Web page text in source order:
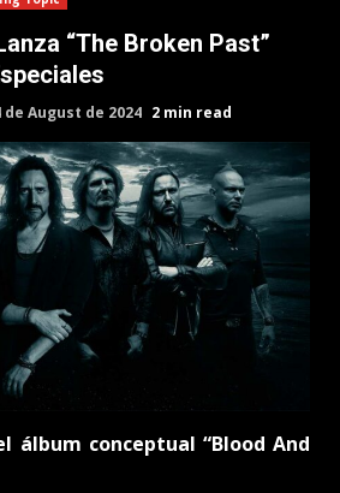
“The Broken Past”
de August de 2024 2 min read
álbum conceptual “Blood And